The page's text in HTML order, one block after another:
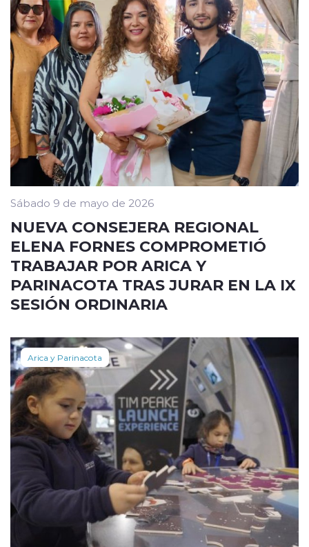
Sábado 9 de mayo de 2026
NUEVA CONSEJERA REGIONAL
ELENA FORNES COMPROMETIÓ
TRABAJAR POR ARICA Y
PARINACOTA TRAS JURAR EN LA IX
SESIÓN ORDINARIA
Arica y Parinacota